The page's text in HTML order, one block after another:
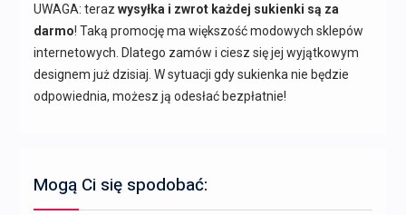
UWAGA: teraz wysyłka i zwrot każdej sukienki są za
darmo! Taką promocję ma większość modowych sklepów
internetowych. Dlatego zamów i ciesz się jej wyjątkowym
designem już dzisiaj. W sytuacji gdy sukienka nie będzie
odpowiednia, możesz ją odesłać bezpłatnie!
Mogą Ci się spodobać: